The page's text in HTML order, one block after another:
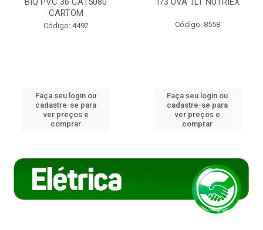
CARTOM
Código: 4492
Faça seu login ou
cadastre-se para
ver preços e
comprar
Código: 8558
Faça seu login ou
cadastre-se para
ver preços e
comprar